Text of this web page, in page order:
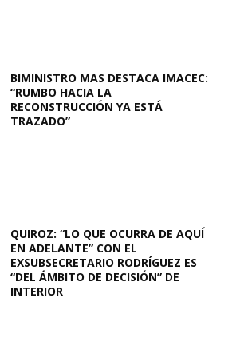
BIMINISTRO MAS DESTACA IMACEC:
“RUMBO HACIA LA
RECONSTRUCCIÓN YA ESTÁ
TRAZADO”
QUIROZ: “LO QUE OCURRA DE AQUÍ
EN ADELANTE” CON EL
EXSUBSECRETARIO RODRÍGUEZ ES
“DEL ÁMBITO DE DECISIÓN” DE
INTERIOR